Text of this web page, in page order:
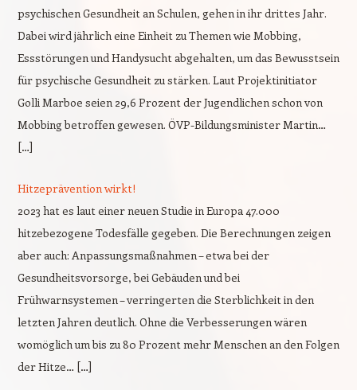
psychischen Gesundheit an Schulen, gehen in ihr drittes Jahr.
Dabei wird jährlich eine Einheit zu Themen wie Mobbing,
Essstörungen und Handysucht abgehalten, um das Bewusstsein
für psychische Gesundheit zu stärken. Laut Projektinitiator
Golli Marboe seien 29,6 Prozent der Jugendlichen schon von
Mobbing betroffen gewesen. ÖVP-Bildungsminister Martin…
[…]
Hitzeprävention wirkt!
2023 hat es laut einer neuen Studie in Europa 47.000
hitzebezogene Todesfälle gegeben. Die Berechnungen zeigen
aber auch: Anpassungsmaßnahmen – etwa bei der
Gesundheitsvorsorge, bei Gebäuden und bei
Frühwarnsystemen – verringerten die Sterblichkeit in den
letzten Jahren deutlich. Ohne die Verbesserungen wären
womöglich um bis zu 80 Prozent mehr Menschen an den Folgen
der Hitze… […]